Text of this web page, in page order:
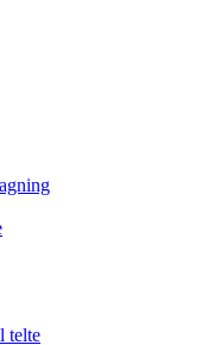
telte